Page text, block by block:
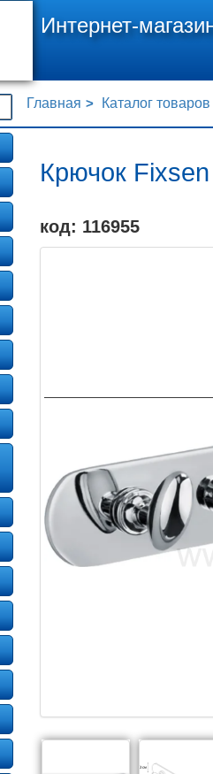
Интернет-
Главная Каталог товаров
Крючок
код: 116955